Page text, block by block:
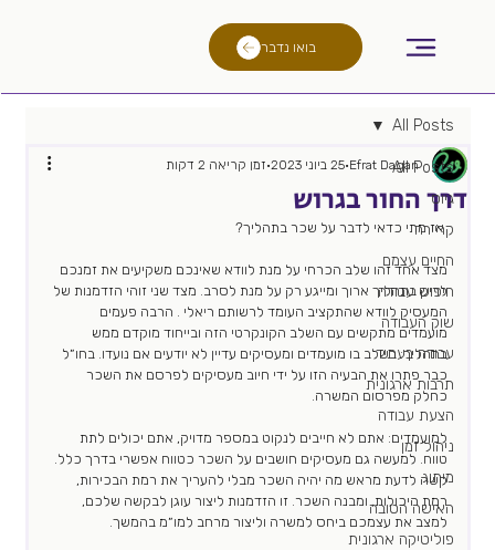
בואו נדבר
All Posts
גיוס
קריירה
החיים עצמם
חיפוש עבודה
שוק העבודה
עבודה בעתיד
תרבות ארגונית
הצעת עבודה
ניהול זמן
מיתוג
האישה הטובה
פוליטיקה ארגונית
All Posts
דרך החור בגרוש
Efrat Dagan 25 ביוני 2023 זמן קריאה 2 דקות
אז מתי כדאי לדבר על שכר בתהליך?
מצד אחד זהו שלב הכרחי על מנת לוודא שאינכם משקיעים את זמנכם
לריק בתהליך ארוך ומייגע רק על מנת לסרב. מצד שני זוהי הזדמנות של
המעסיק לוודא שהתקציב העומד לרשותם ריאלי . הרבה פעמים
מועמדים מתקשים עם השלב הקונקרטי הזה ובייחוד מוקדם ממש
בתהליך: בשלב בו מועמדים ומעסיקים עדיין לא יודעים אם נועדו. בחו״ל
כבר פתרו את הבעיה הזו על ידי חיוב מעסיקים לפרסם את השכר
כחלק מפרסום המשרה.
למועמדים: אתם לא חייבים לנקוט במספר מדויק, אתם יכולים לתת
טווח. למעשה גם מעסיקים חושבים על השכר כטווח אפשרי בדרך כלל.
קשה לדעת מראש מה יהיה השכר מבלי להעריך את רמת הבכירות,
רמת היכולות, ומבנה השכר. זו הזדמנות ליצור עוגן לבקשה שלכם,
למצב את עצמכם ביחס למשרה וליצור מרחב למו״מ בהמשך.